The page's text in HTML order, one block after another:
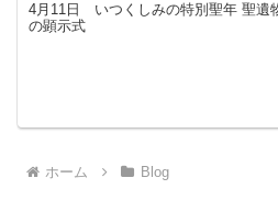
4月11日 いつくしみの特別聖年 聖遺
の顕示式
ホーム Blog